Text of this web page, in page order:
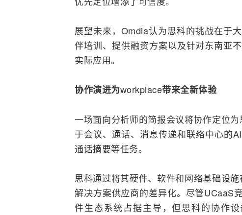
展望未来，Omdia认为思科的挑战在于
伴培训、提供融资方案以及针对东南亚
实际应用。
协作演进为workplace带来全新体验
一场面向分析师的简报会议将协作定位
于会议、通话、消息传递和联络中心的
通话摘要等任务。
思科通过将其硬件、软件和网络基础设
解决方案供应商的差异化。尽管UCaaS
件生态系统占据主导，但思科的协作